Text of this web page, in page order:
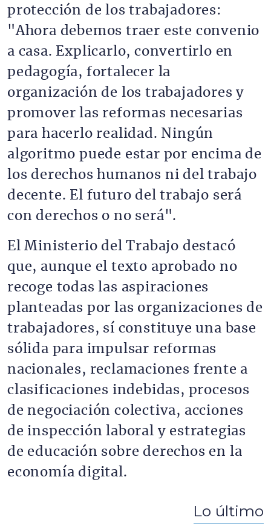
protección de los trabajadores:
"Ahora debemos traer este convenio
a casa. Explicarlo, convertirlo en
pedagogía, fortalecer la
organización de los trabajadores y
promover las reformas necesarias
para hacerlo realidad. Ningún
algoritmo puede estar por encima de
los derechos humanos ni del trabajo
decente. El futuro del trabajo será
con derechos o no será".
El Ministerio del Trabajo destacó
que, aunque el texto aprobado no
recoge todas las aspiraciones
planteadas por las organizaciones de
trabajadores, sí constituye una base
sólida para impulsar reformas
nacionales, reclamaciones frente a
clasificaciones indebidas, procesos
de negociación colectiva, acciones
de inspección laboral y estrategias
de educación sobre derechos en la
economía digital.
Lo último